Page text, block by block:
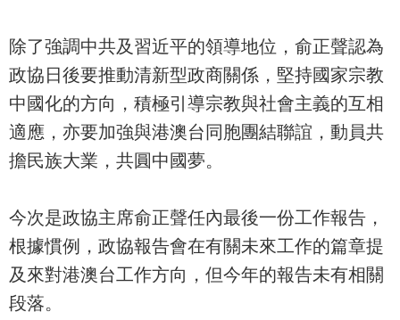
除了強調中共及習近平的領導地位，俞正聲認為
政協日後要推動清新型政商關係，堅持國家宗教
中國化的方向，積極引導宗教與社會主義的互相
適應，亦要加強與港澳台同胞團結聯誼，動員共
擔民族大業，共圓中國夢。
今次是政協主席俞正聲任內最後一份工作報告，
根據慣例，政協報告會在有關未來工作的篇章提
及來對港澳台工作方向，但今年的報告未有相關
段落。